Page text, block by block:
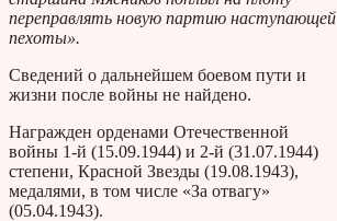
переправлять новую партию наступающей
пехоты».
Сведений о дальнейшем боевом пути и
жизни после войны не найдено.
Награжден орденами Отечественной
войны 1-й (15.09.1944) и 2-й (31.07.1944)
степени, Красной Звезды (19.08.1943),
медалями, в том числе «За отвагу»
(05.04.1943).